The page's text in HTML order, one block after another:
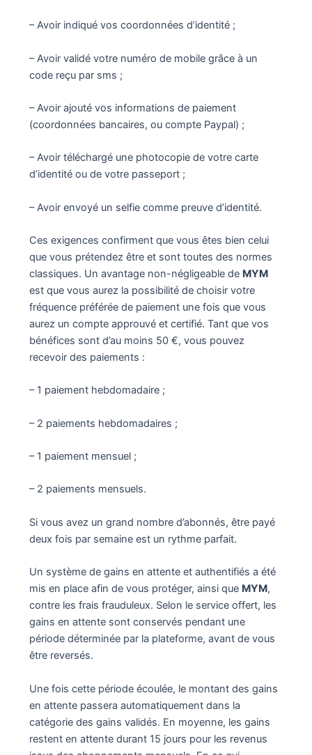
– Avoir indiqué vos coordonnées d’identité ;
– Avoir validé votre numéro de mobile grâce à un
code reçu par sms ;
– Avoir ajouté vos informations de paiement
(coordonnées bancaires, ou compte Paypal) ;
– Avoir téléchargé une photocopie de votre carte
d’identité ou de votre passeport ;
– Avoir envoyé un selfie comme preuve d’identité.
Ces exigences confirment que vous êtes bien celui
que vous prétendez être et sont toutes des normes
classiques. Un avantage non-négligeable de MYM
est que vous aurez la possibilité de choisir votre
fréquence préférée de paiement une fois que vous
aurez un compte approuvé et certifié. Tant que vos
bénéfices sont d’au moins 50 €, vous pouvez
recevoir des paiements :
– 1 paiement hebdomadaire ;
– 2 paiements hebdomadaires ;
– 1 paiement mensuel ;
– 2 paiements mensuels.
Si vous avez un grand nombre d’abonnés, être payé
deux fois par semaine est un rythme parfait.
Un système de gains en attente et authentifiés a été
mis en place afin de vous protéger, ainsi que MYM,
contre les frais frauduleux. Selon le service offert, les
gains en attente sont conservés pendant une
période déterminée par la plateforme, avant de vous
être reversés.
Une fois cette période écoulée, le montant des gains
en attente passera automatiquement dans la
catégorie des gains validés. En moyenne, les gains
restent en attente durant 15 jours pour les revenus